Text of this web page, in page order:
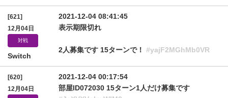
[621]
12月04日
対戦
Switch
2021-12-04 08:41:45
表示期限切れ
2人募集です 15ターンで！ #yajF2MGhMb0VR
[620]
12月04日
2021-12-04 00:17:54
部屋ID072030 15ターン1人だけ募集です